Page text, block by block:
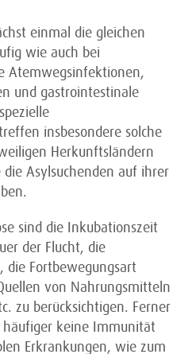
einmal die gleichen
wie auch bei
Atemwegsinfektionen,
und gastrointestinale
insbesondere solche
Herkunftsländern
Asylsuchenden auf ihrer
sind die Inkubationszeit
der Flucht, die
die Fortbewegungsart
von Nahrungs­mitteln
zu berücksichtigen. Ferner
häufiger keine Immunität
Erkrankungen, wie zum